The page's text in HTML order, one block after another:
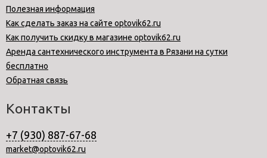
Полезная информация
Как сделать заказ на сайте optovik62.ru
Как получить скидку в магазине optovik62.ru
Аренда сантехнического инструмента в Рязани на сутки
бесплатно
Обратная связь
Контакты
+7 (930) 887-67-68
market@optovik62.ru